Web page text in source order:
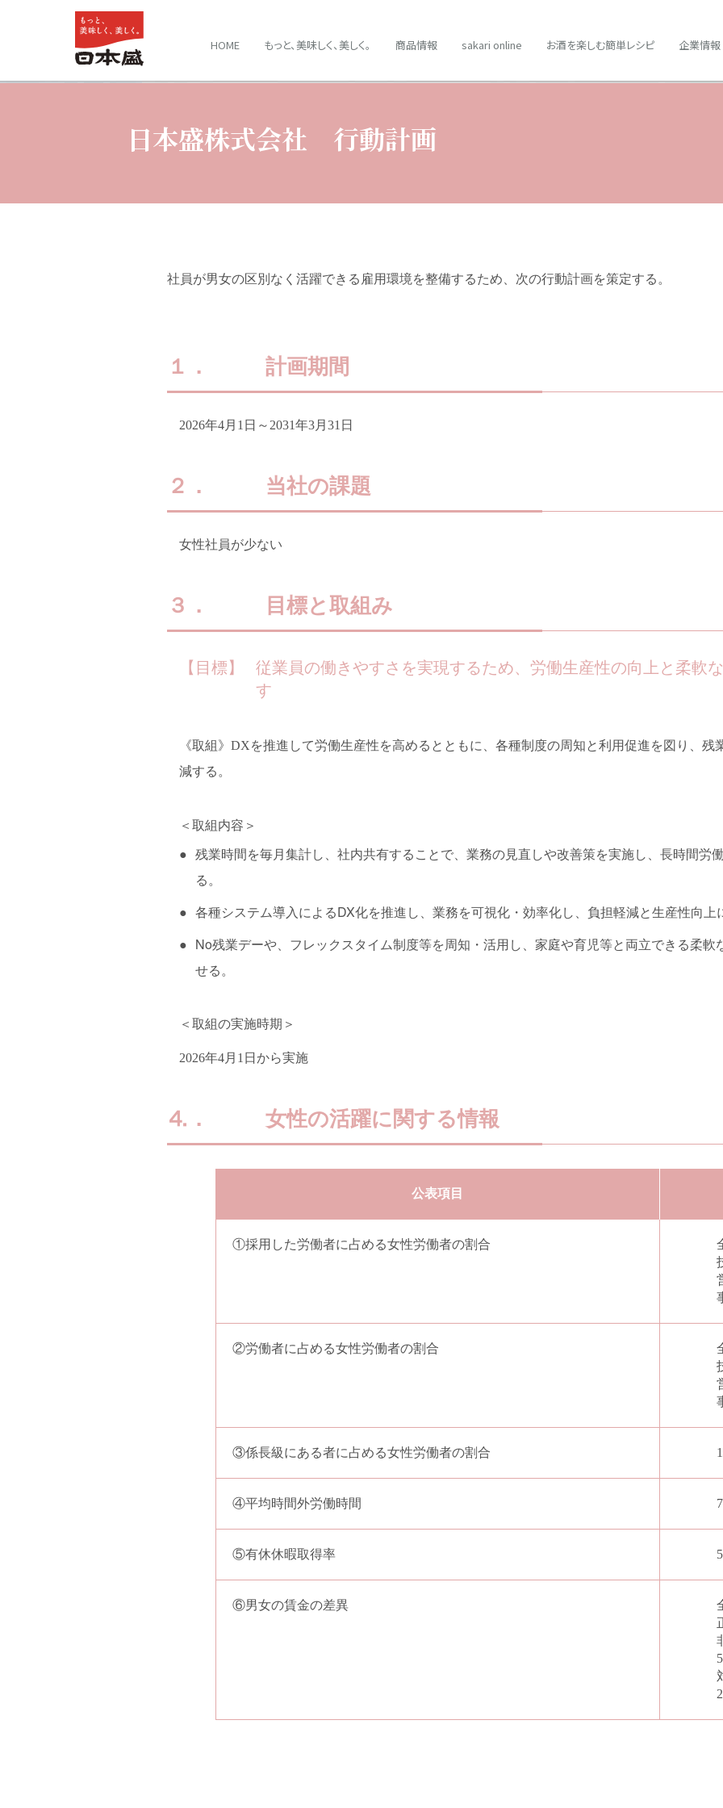
HOME もっと、美味しく、美しく。 商品情報 sakari online お酒を楽しむ簡単レシピ 企業情報
日本盛株式会社 行動計画
社員が男女の区別なく活躍できる雇用環境を整備するため、次の行動計画を策定する。
１． 計画期間
2026年4月1日～2031年3月31日
２． 当社の課題
女性社員が少ない
３． 目標と取組み
【目標】
従業員の働きやすさを実現するため、労働生産性の向上と柔軟
す
《取組》DXを推進して労働生産性を高めるとともに、各種制度の周知と利用促進を図り、残
減する。
＜取組内容＞
● 残業時間を毎月集計し、社内共有することで、業務の見直しや改善策を実施し、長時間労
る。
● 各種システム導入によるDX化を推進し、業務を可視化・効率化し、負担軽減と生産性向上
● No残業デーや、フレックスタイム制度等を周知・活用し、家庭や育児等と両立できる柔軟
せる。
＜取組の実施時期＞
2026年4月1日から実施
⒋． 女性の活躍に関する情報
公表項目
①採用した労働者に占める女性労働者の割合
②労働者に占める女性労働者の割合
③係長級にある者に占める女性労働者の割合
④平均時間外労働時間
⑤有休休暇取得率
⑥男女の賃金の差異